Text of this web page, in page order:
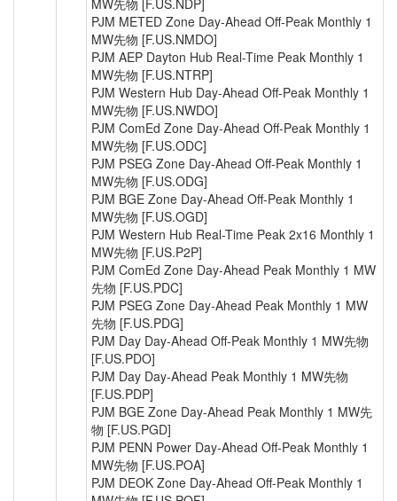
MW先物 [F.US.NDP]
PJM METED Zone Day-Ahead Off-Peak Monthly 1
MW先物 [F.US.NMDO]
PJM AEP Dayton Hub Real-Time Peak Monthly 1
MW先物 [F.US.NTRP]
PJM Western Hub Day-Ahead Off-Peak Monthly 1
MW先物 [F.US.NWDO]
PJM ComEd Zone Day-Ahead Off-Peak Monthly 1
MW先物 [F.US.ODC]
PJM PSEG Zone Day-Ahead Off-Peak Monthly 1
MW先物 [F.US.ODG]
PJM BGE Zone Day-Ahead Off-Peak Monthly 1
MW先物 [F.US.OGD]
PJM Western Hub Real-Time Peak 2x16 Monthly 1
MW先物 [F.US.P2P]
PJM ComEd Zone Day-Ahead Peak Monthly 1 MW
先物 [F.US.PDC]
PJM PSEG Zone Day-Ahead Peak Monthly 1 MW
先物 [F.US.PDG]
PJM Day Day-Ahead Off-Peak Monthly 1 MW先物
[F.US.PDO]
PJM Day Day-Ahead Peak Monthly 1 MW先物
[F.US.PDP]
PJM BGE Zone Day-Ahead Peak Monthly 1 MW先
物 [F.US.PGD]
PJM PENN Power Day-Ahead Off-Peak Monthly 1
MW先物 [F.US.POA]
PJM DEOK Zone Day-Ahead Off-Peak Monthly 1